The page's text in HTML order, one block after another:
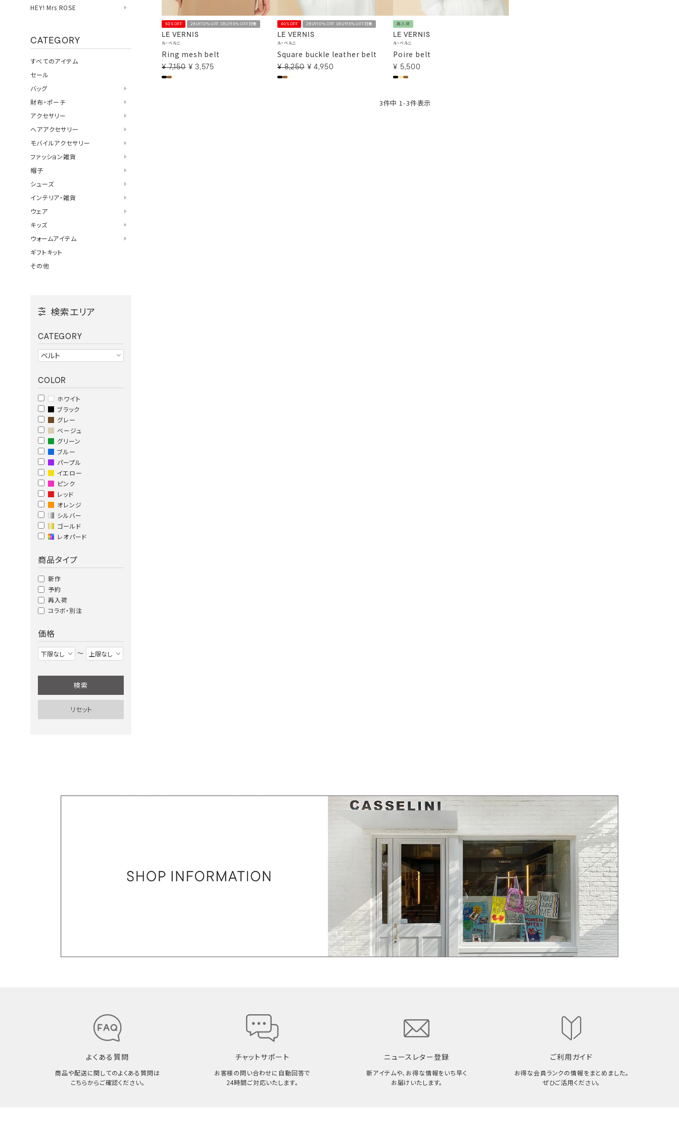
50%OFF 2BUY10％OFF 3BUY15％OFF対象
LE VERNIS
ル・ベルニ
Ring mesh belt
¥ 7,150 ¥ 3,575
40%OFF 2BUY10％OFF 3BUY15％OFF対象
LE VERNIS
ル・ベルニ
Square buckle leather belt
¥ 8,250 ¥ 4,950
再入荷
LE VERNIS
ル・ベルニ
Poire belt
¥ 5,500
3件中 1 -3件表示
HEY! Mrs ROSE
CATEGORY
すべてのアイテム
セール
バッグ
財布・ポーチ
アクセサリー
ヘアアクセサリー
モバイルアクセサリー
ファッション雑貨
帽子
シューズ
インテリア・雑貨
ウェア
キッズ
ウォームアイテム
ギフトキット
その他
検索エリア
CATEGORY
COLOR
ホワイト
ブラック
グレー
ベージュ
グリーン
ブルー
パープル
イエロー
ピンク
レッド
オレンジ
シルバー
ゴールド
レオパード
商品タイプ
新作
予約
再入荷
コラボ・別注
価格
〜
よくある質問
商品や配送に関してのよくある質問は
こちらからご確認ください。
チャットサポート
お客様の問い合わせに自動回答で
24時間ご対応いたします。
ニュースレター登録
新アイテムや、お得な情報をいち早く
お届けいたします。
ご利用ガイド
お得な会員ランクの情報をまとめました。
ぜひご活用ください。